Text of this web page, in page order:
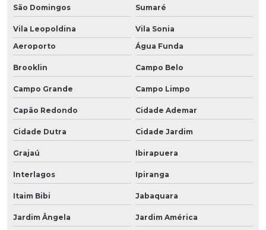
São Domingos Sumaré
Vila Leopoldina
Vila Sonia
Aeroporto
Água Funda
Brooklin Campo Belo
Campo Grande Campo Limpo
Capão Redondo Cidade Ademar
Cidade Dutra Cidade Jardim
Grajaú Ibirapuera
Interlagos Ipiranga
Itaim Bibi Jabaquara
Jardim Ângela Jardim América